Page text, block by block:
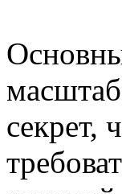
секрет,